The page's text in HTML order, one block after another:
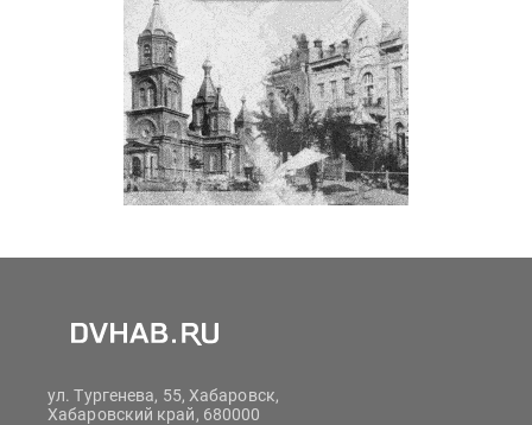
ул. Тургенева, 55, Хабаровск,
Хабаровский край, 680000